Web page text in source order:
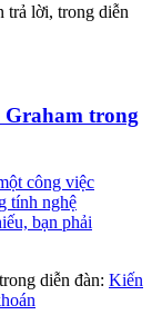
trả lời, trong diễn
Graham trong
công việc
tính nghệ
bạn phải
diễn đàn: Kiến